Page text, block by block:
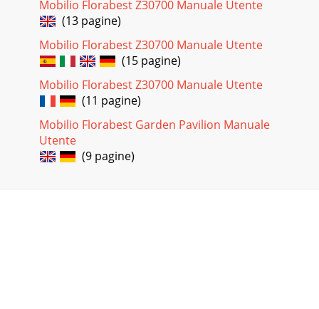
Mobilio Florabest Z30700 Manuale Utente
(13 pagine)
Mobilio Florabest Z30700 Manuale Utente
(15 pagine)
Mobilio Florabest Z30700 Manuale Utente
(11 pagine)
Mobilio Florabest Garden Pavilion Manuale
Utente
(9 pagine)